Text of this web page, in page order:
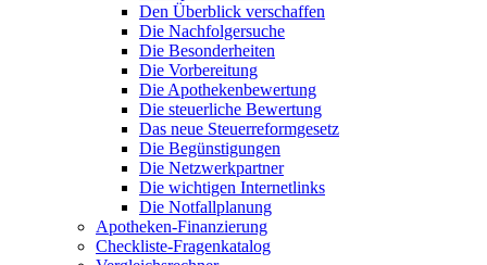
Den Überblick verschaffen
Die Nachfolgersuche
Die Besonderheiten
Die Vorbereitung
Die Apothekenbewertung
Die steuerliche Bewertung
Das neue Steuerreformgesetz
Die Begünstigungen
Die Netzwerkpartner
Die wichtigen Internetlinks
Die Notfallplanung
Apotheken-Finanzierung
Checkliste-Fragenkatalog